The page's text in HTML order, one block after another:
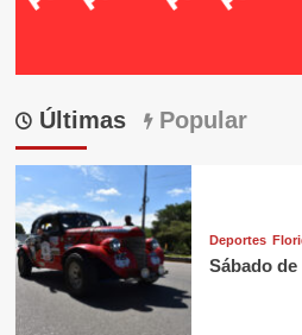
Últimas Popular
Deportes
Sábado